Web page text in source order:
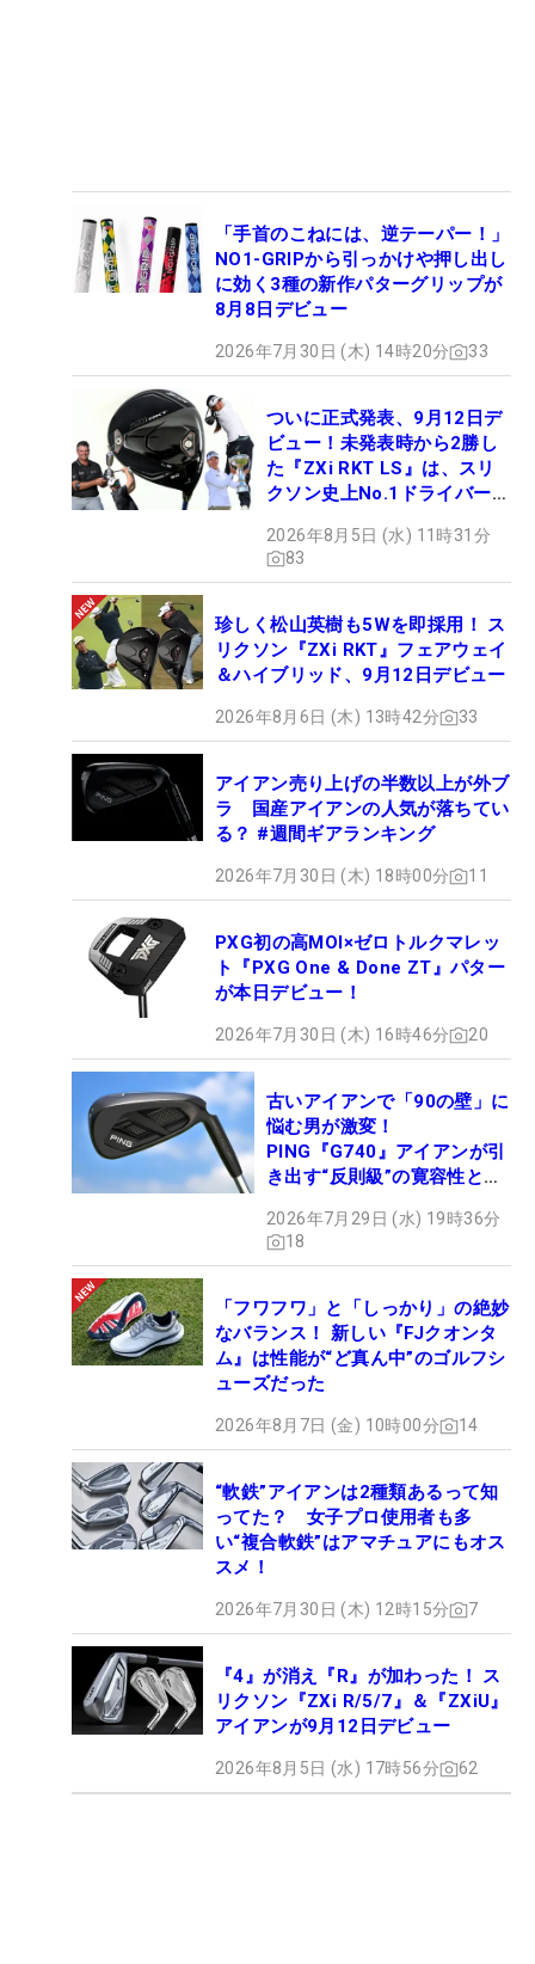
「手首のこねには、逆テーパー！」
NO1-GRIPから引っかけや押し出し
に効く3種の新作パターグリップが
8月8日デビュー
2026年7月30日 (木) 14時20分 33
ついに正式発表、9月12日デ
ビュー！未発表時から2勝し
た『ZXi RKT LS』は、スリ
クソン史上No.1ドライバー!?
2026年8月5日 (水) 11時31分
83
珍しく松山英樹も5Wを即採用！ ス
リクソン『ZXi RKT』フェアウェイ
＆ハイブリッド、9月12日デビュー
2026年8月6日 (木) 13時42分 33
アイアン売り上げの半数以上が外ブ
ラ 国産アイアンの人気が落ちてい
る？ #週間ギアランキング
2026年7月30日 (木) 18時00分 11
PXG初の高MOI×ゼロトルクマレッ
ト『PXG One & Done ZT』パター
が本日デビュー！
2026年7月30日 (木) 16時46分 20
古いアイアンで「90の壁」に
悩む男が激変！
PING『G740』アイアンが引
き出す“反則級”の寛容性と飛
2026年7月29日 (水) 19時36分
18
「フワフワ」と「しっかり」の絶妙
なバランス！ 新しい『FJクオンタ
ム』は性能が“ど真ん中”のゴルフシ
ューズだった
2026年8月7日 (金) 10時00分 14
“軟鉄”アイアンは2種類あるって知
ってた？ 女子プロ使用者も多
い“複合軟鉄”はアマチュアにもオス
スメ！
2026年7月30日 (木) 12時15分 7
『4』が消え『R』が加わった！ ス
リクソン『ZXi R/5/7』＆『ZXiU』
アイアンが9月12日デビュー
2026年8月5日 (水) 17時56分 62